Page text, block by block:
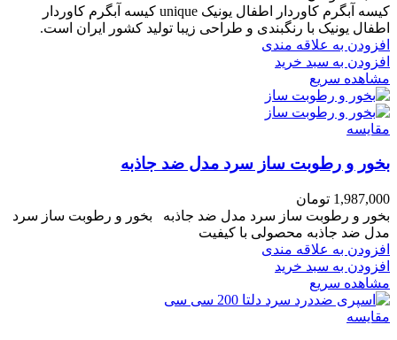
کیسه آبگرم کاوردار اطفال یونیک unique کیسه آبگرم کاوردار
اطفال یونیک با رنگبندی و طراحی زیبا تولید کشور ایران است.
افزودن به علاقه مندی
افزودن به سبد خرید
مشاهده سریع
مقایسه
بخور و رطوبت ساز سرد مدل ضد جاذبه
1,987,000 تومان
بخور و رطوبت ساز سرد مدل ضد جاذبه بخور و رطوبت ساز سرد
مدل ضد جاذبه محصولی با کیفیت
افزودن به علاقه مندی
افزودن به سبد خرید
مشاهده سریع
مقایسه